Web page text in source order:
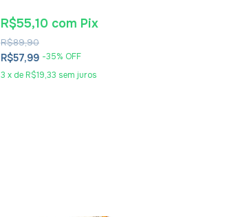
R$57,99 -35% OFF
3 x de R$19,33 sem juros
R$89,90
R$55,10 com Pix